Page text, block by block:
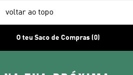
voltar ao topo
O teu Saco de Compras (0)